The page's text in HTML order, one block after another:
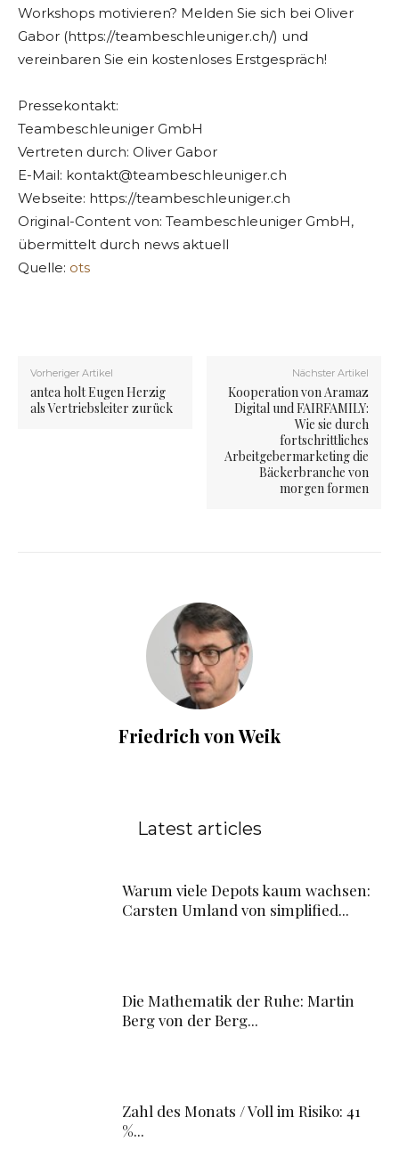
Workshops motivieren? Melden Sie sich bei Oliver
Gabor (https://teambeschleuniger.ch/) und
vereinbaren Sie ein kostenloses Erstgespräch!
Pressekontakt:
Teambeschleuniger GmbH
Vertreten durch: Oliver Gabor
E-Mail: kontakt@teambeschleuniger.ch
Webseite: https://teambeschleuniger.ch
Original-Content von: Teambeschleuniger GmbH,
übermittelt durch news aktuell
Quelle: ots
Vorheriger Artikel
antea holt Eugen Herzig
als Vertriebsleiter zurück
Nächster Artikel
Kooperation von Aramaz
Digital und FAIRFAMILY:
Wie sie durch
fortschrittliches
Arbeitgebermarketing die
Bäckerbranche von
morgen formen
Friedrich von Weik
Latest articles
Warum viele Depots kaum wachsen:
Carsten Umland von simplified...
Die Mathematik der Ruhe: Martin
Berg von der Berg...
Zahl des Monats / Voll im Risiko: 41
%...